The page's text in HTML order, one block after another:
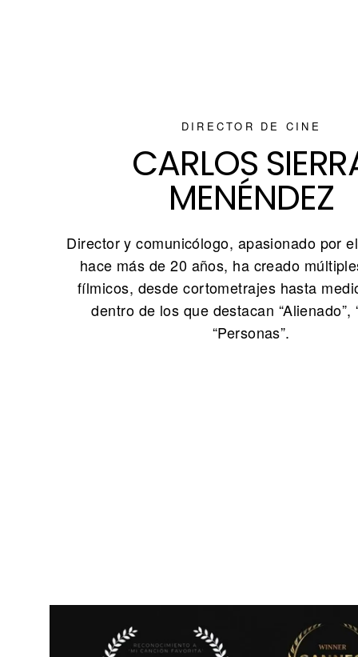
DIRECTOR DE CINE
CARLOS
MENÉNDEZ
Director y comunicólogo, apasionado por
hace más de 20 años, ha creado
fílmicos, desde cortometrajes hasta
dentro de los que destacan “Alienado”,
“Personas”.